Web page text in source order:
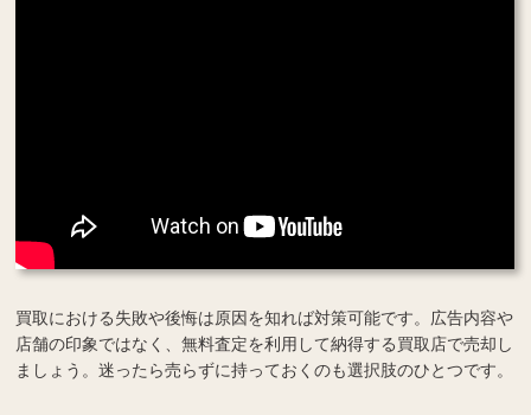
買取における失敗や後悔は原因を知れば対策可能です。広告内容や
店舗の印象ではなく、無料査定を利用して納得する買取店で売却し
ましょう。迷ったら売らずに持っておくのも選択肢のひとつです。